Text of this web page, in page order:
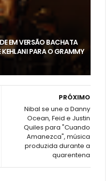
EM VERSÃO BACHATA
PARA O GRAMMY
PRÓXIMO
Nibal se une a Danny
Ocean, Feid e Justin
Quiles para "Cuando
Amanezca", música
produzida durante a
quarentena